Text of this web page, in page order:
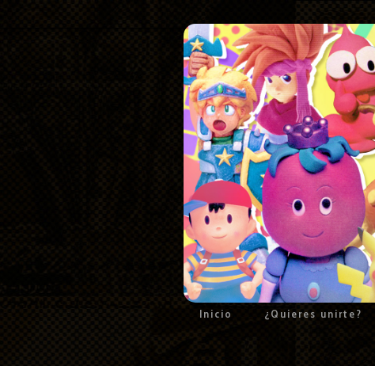
Inicio ¿Quieres unirte?